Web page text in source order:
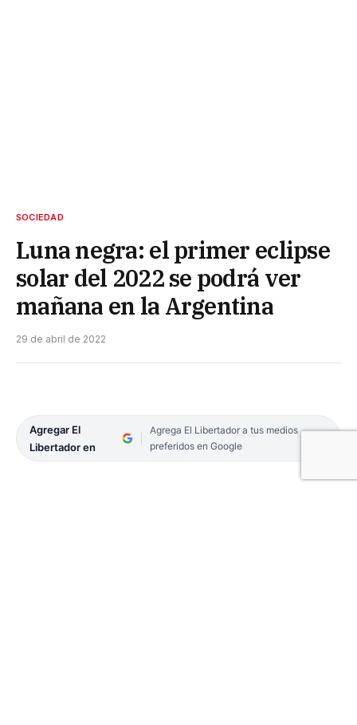
SOCIEDAD
Luna negra: el primer eclipse
solar del 2022 se podrá ver
mañana en la Argentina
29 de abril de 2022
Agregar El
Libertador en
Agrega El Libertador a tus medios
preferidos en Google